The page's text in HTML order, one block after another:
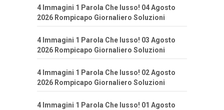
4 Immagini 1 Parola Che lusso! 04 Agosto
2026 Rompicapo Giornaliero Soluzioni
4 Immagini 1 Parola Che lusso! 03 Agosto
2026 Rompicapo Giornaliero Soluzioni
4 Immagini 1 Parola Che lusso! 02 Agosto
2026 Rompicapo Giornaliero Soluzioni
4 Immagini 1 Parola Che lusso! 01 Agosto